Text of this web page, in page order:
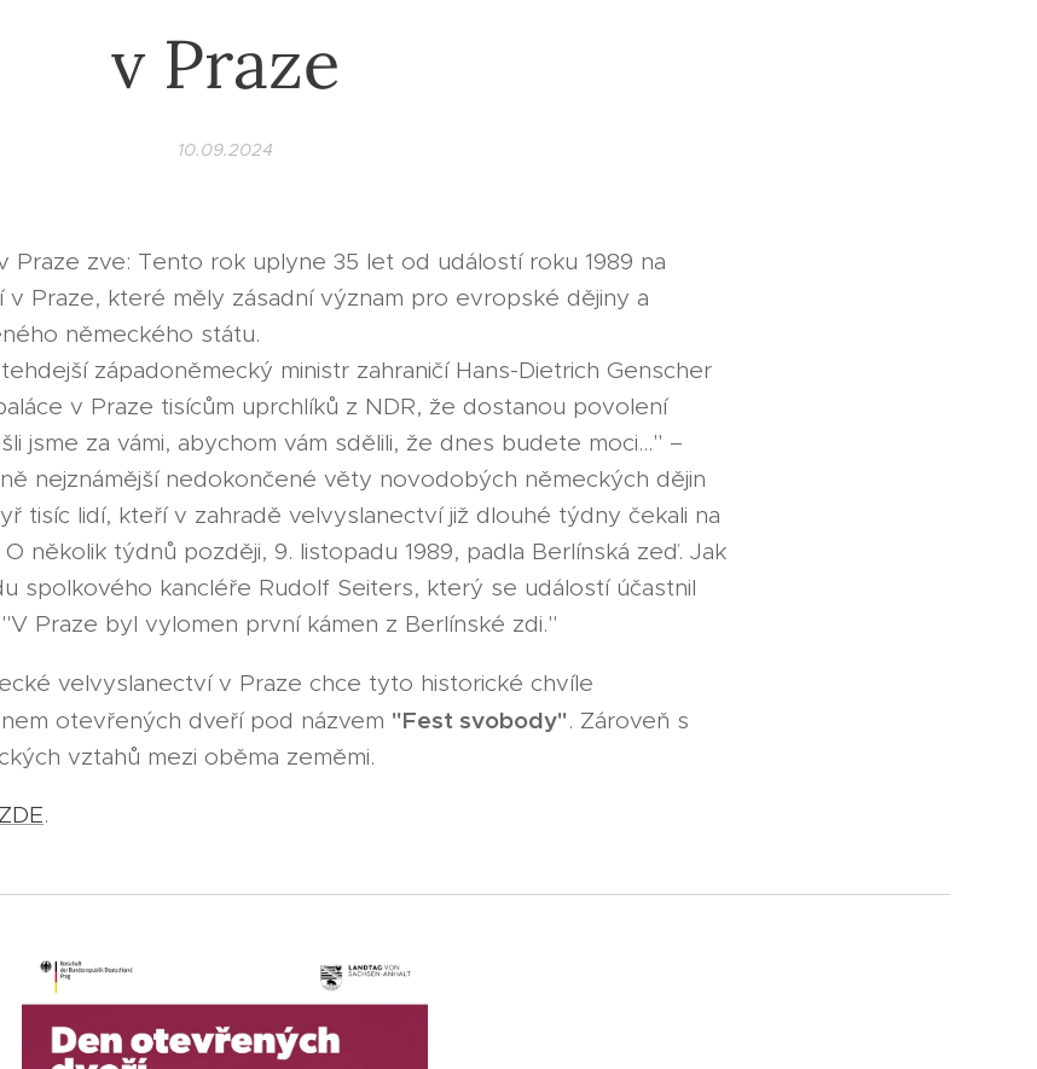
v Praze
10.09.2024
Praze zve: Tento rok uplyne 35 let od událostí roku 1989 na
Praze, které měly zásadní význam pro evropské dějiny a
německého státu.
západoněmecký ministr zahraničí Hans-Dietrich Genscher
v Praze tisícům uprchlíků z NDR, že dostanou povolení
jsme za vámi, abychom vám sdělili, že dnes budete moci..." –
nejznámější nedokončené věty novodobých německých dějin
tisíc lidí, kteří v zahradě velvyslanectví již dlouhé týdny čekali na
několik týdnů později, 9. listopadu 1989, padla Berlínská zeď. Jak
spolkového kancléře Rudolf Seiters, který se událostí účastnil
Praze byl vylomen první kámen z Berlínské zdi."
velvyslanectví v Praze chce tyto historické chvíle
otevřených dveří pod názvem "Fest svobody". Zároveň s
vztahů mezi oběma zeměmi.
ZDE.